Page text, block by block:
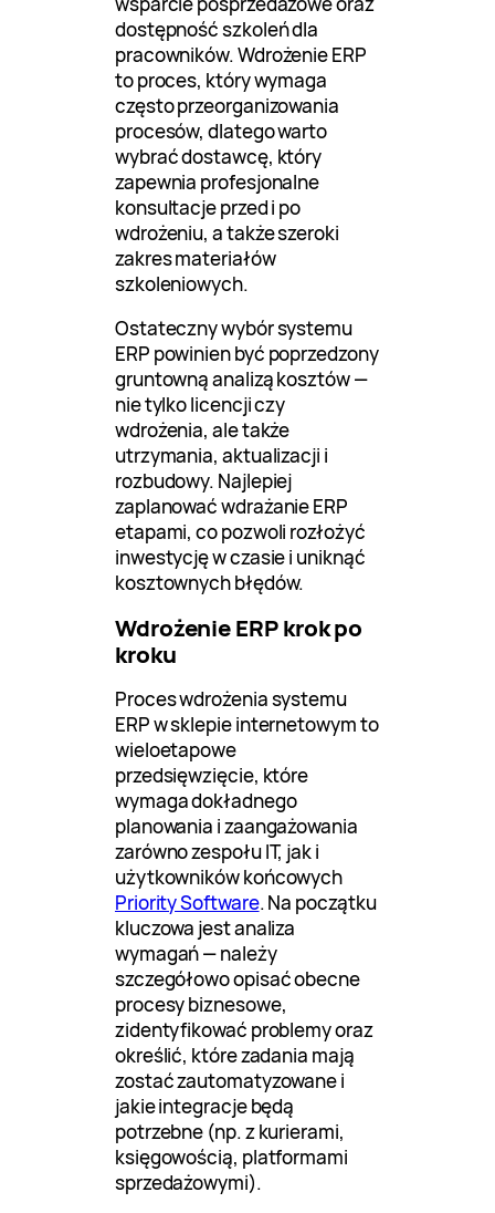
dostępność szkoleń dla
pracowników. Wdrożenie ERP
to proces, który wymaga
często przeorganizowania
procesów, dlatego warto
wybrać dostawcę, który
zapewnia profesjonalne
konsultacje przed i po
wdrożeniu, a także szeroki
zakres materiałów
szkoleniowych.
Ostateczny wybór systemu
ERP powinien być poprzedzony
gruntowną analizą kosztów —
nie tylko licencji czy
wdrożenia, ale także
utrzymania, aktualizacji i
rozbudowy. Najlepiej
zaplanować wdrażanie ERP
etapami, co pozwoli rozłożyć
inwestycję w czasie i uniknąć
kosztownych błędów.
Wdrożenie ERP krok po
kroku
Proces wdrożenia systemu
ERP w sklepie internetowym to
wieloetapowe
przedsięwzięcie, które
wymaga dokładnego
planowania i zaangażowania
zarówno zespołu IT, jak i
użytkowników końcowych
Priority Software. Na początku
kluczowa jest analiza
wymagań — należy
szczegółowo opisać obecne
procesy biznesowe,
zidentyfikować problemy oraz
określić, które zadania mają
zostać zautomatyzowane i
jakie integracje będą
potrzebne (np. z kurierami,
księgowością, platformami
sprzedażowymi).